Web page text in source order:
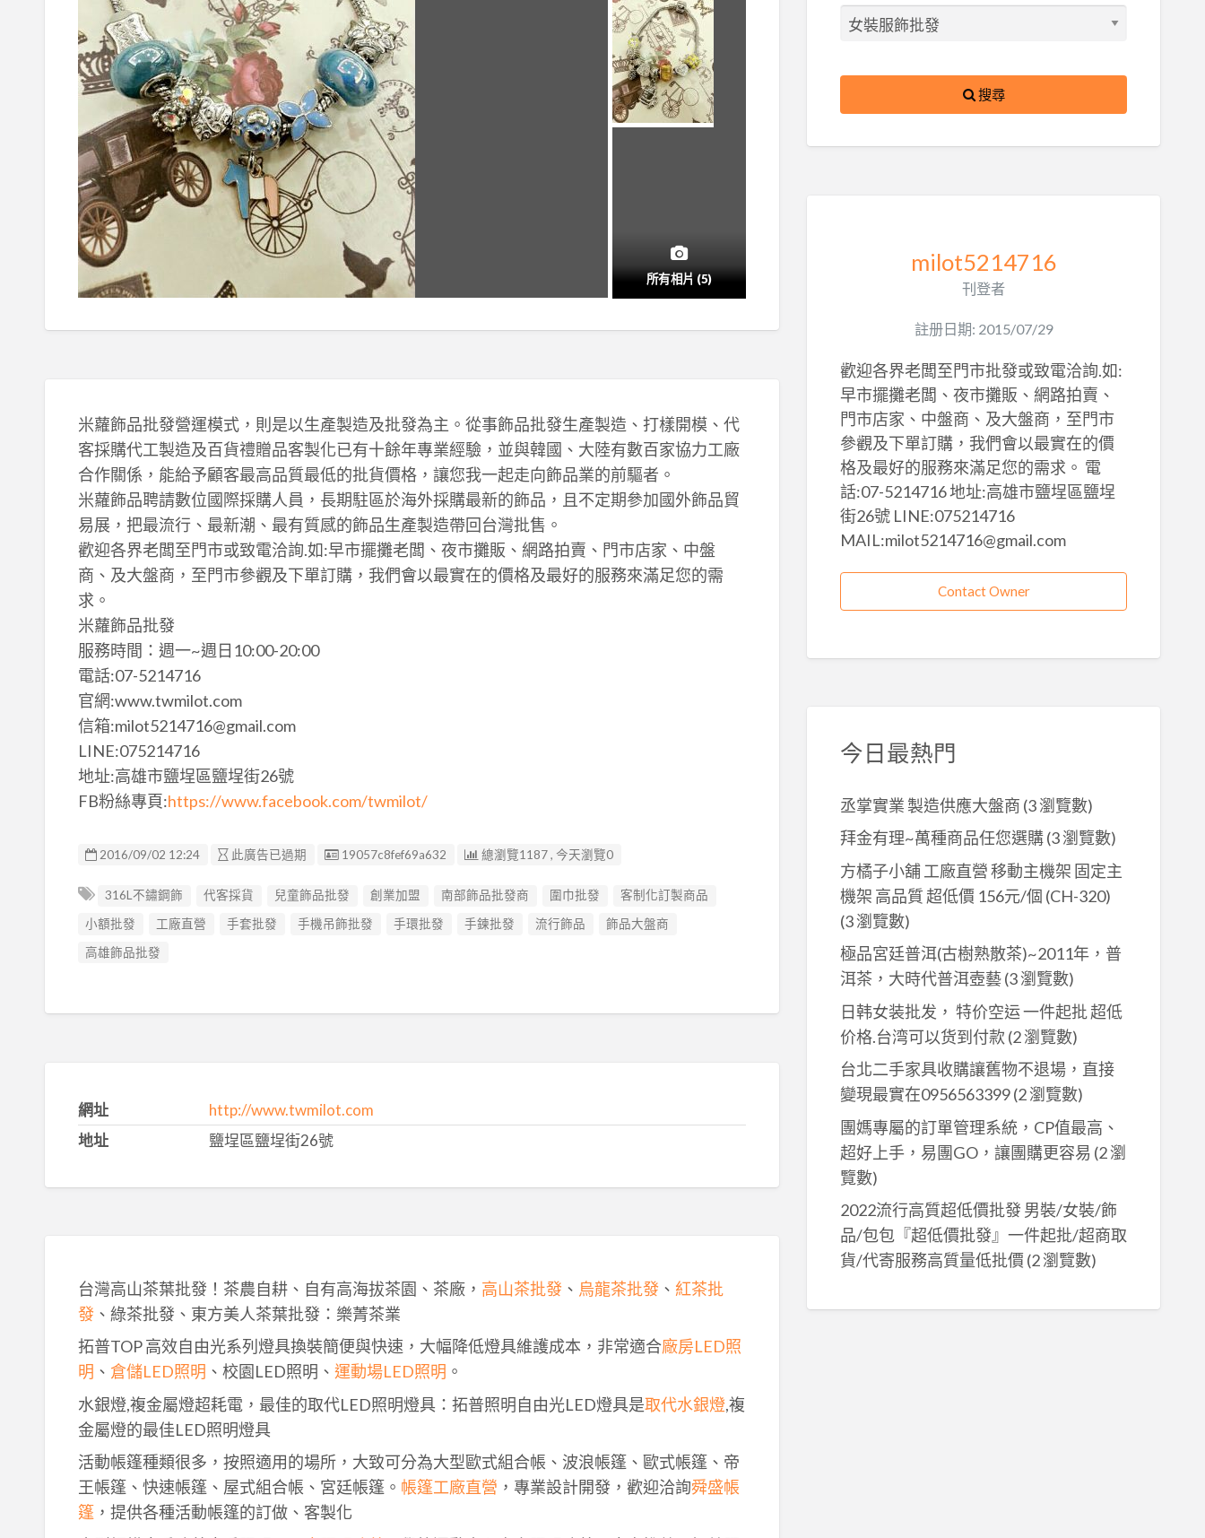
所有相片 (5)
米蘿飾品批發營運模式，則是以生產製造及批發為主。從事飾品批發生產製造、打樣開模、代
客採購代工製造及百貨禮贈品客製化已有十餘年專業經驗，並與韓國、大陸有數百家協力工廠
合作關係，能給予顧客最高品質最低的批貨價格，讓您我一起走向飾品業的前驅者。
米蘿飾品聘請數位國際採購人員，長期駐區於海外採購最新的飾品，且不定期參加國外飾品貿
易展，把最流行、最新潮、最有質感的飾品生產製造帶回台灣批售。
歡迎各界老闆至門市或致電洽詢.如:早市擺攤老闆、夜市攤販、網路拍賣、門市店家、中盤
商、及大盤商，至門市參觀及下單訂購，我們會以最實在的價格及最好的服務來滿足您的需
求。
米蘿飾品批發
服務時間：週一~週日10:00-20:00
電話:07-5214716
官網:www.twmilot.com
信箱:milot5214716@gmail.com
LINE:075214716
地址:高雄市鹽埕區鹽埕街26號
FB粉絲專頁:https://www.facebook.com/twmilot/
2016/09/02 12:24 此廣告已過期 廣告编號
19057c8fef69a632 總瀏覽1187 , 今天瀏覽0
316L不鏽鋼飾 代客採貨 兒童飾品批發 創業加盟 南部飾品批發商 圍巾批發
客制化訂製商品
小額批發
工廠直營 手套批發 手機吊飾批發 手環批發 手鍊批發 流行飾品
飾品大盤商
高雄飾品批發
網址
http://www.twmilot.com
地址
鹽埕區鹽埕街26號
台灣高山茶葉批發！茶農自耕、自有高海拔茶園、茶廠， 高山茶批發、 烏龍茶批發、 紅茶批
發、綠茶批發、東方美人茶葉批發：樂菁茶業
拓普TOP 高效自由光系列燈具換裝簡便與快速，大幅降低燈具維護成本，非常適合廠房LED照
明 、 倉儲LED照明 、校園LED照明、 運動場LED照明 。
水銀燈,複金屬燈超耗電，最佳的取代LED照明燈具：拓普照明自由光LED燈具是取代水銀燈,複
金屬燈的最佳LED照明燈具
活動帳篷種類很多，按照適用的場所，大致可分為大型歐式組合帳、波浪帳篷、歐式帳篷、帝
王帳篷、快速帳篷、屋式組合帳、宮廷帳篷。 帳篷工廠直營 ，專業設計開發，歡迎洽詢舜盛帳
篷，提供各種活動帳篷的訂做、客製化
搜尋
milot5214716
刊登者
註册日期: 2015/07/29
歡迎各界老闆至門市批發或致電洽詢.如:
早市擺攤老闆、夜市攤販、網路拍賣、
門市店家、中盤商、及大盤商，至門市
參觀及下單訂購，我們會以最實在的價
格及最好的服務來滿足您的需求。 電
話:07-5214716 地址:高雄市鹽埕區鹽埕
街26號 LINE:075214716
MAIL:milot5214716@gmail.com
Contact Owner
今日最熱門
丞掌實業 製造供應大盤商 (3 瀏覽數)
拜金有理~萬種商品任您選購(3 瀏覽數)
方橘子小舖 工廠直營 移動主機架 固定主
機架 高品質 超低價 156元/個 (CH-320)
(3 瀏覽數)
極品宮廷普洱(古樹熟散茶)~2011年，普
洱茶，大時代普洱壺藝(3 瀏覽數)
日韩女装批发， 特价空运 一件起批 超低
价格.台湾可以货到付款 (2 瀏覽數)
台北二手家具收購讓舊物不退場，直接
變現最實在0956563399(2 瀏覽數)
團媽專屬的訂單管理系統，CP值最高、
超好上手，易團GO，讓團購更容易 (2 瀏
覽數)
2022流行高質超低價批發 男裝/女裝/飾
品/包包『超低價批發』一件起批/超商取
貨/代寄服務高質量低批價(2 瀏覽數)